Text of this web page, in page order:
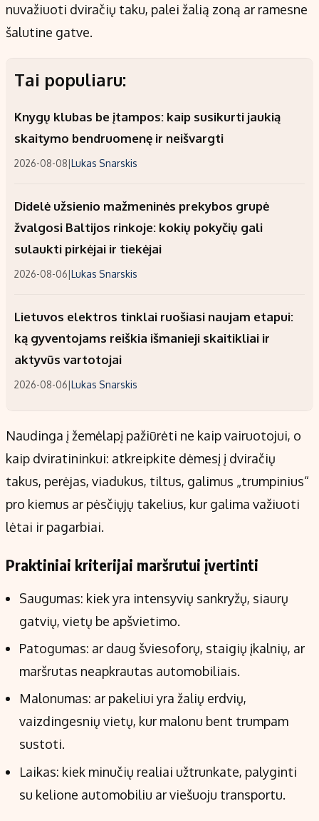
nuvažiuoti dviračių taku, palei žalią zoną ar ramesne
šalutine gatve.
Tai populiaru:
Knygų klubas be įtampos: kaip susikurti jaukią
skaitymo bendruomenę ir neišvargti
2026-08-08|Lukas Snarskis
Didelė užsienio mažmeninės prekybos grupė
žvalgosi Baltijos rinkoje: kokių pokyčių gali
sulaukti pirkėjai ir tiekėjai
2026-08-06|Lukas Snarskis
Lietuvos elektros tinklai ruošiasi naujam etapui:
ką gyventojams reiškia išmanieji skaitikliai ir
aktyvūs vartotojai
2026-08-06|Lukas Snarskis
Naudinga į žemėlapį pažiūrėti ne kaip vairuotojui, o
kaip dviratininkui: atkreipkite dėmesį į dviračių
takus, perėjas, viadukus, tiltus, galimus „trumpinius“
pro kiemus ar pėsčiųjų takelius, kur galima važiuoti
lėtai ir pagarbiai.
Praktiniai kriterijai maršrutui įvertinti
Saugumas: kiek yra intensyvių sankryžų, siaurų
gatvių, vietų be apšvietimo.
Patogumas: ar daug šviesoforų, staigių įkalnių, ar
maršrutas neapkrautas automobiliais.
Malonumas: ar pakeliui yra žalių erdvių,
vaizdingesnių vietų, kur malonu bent trumpam
sustoti.
Laikas: kiek minučių realiai užtrunkate, palyginti
su kelione automobiliu ar viešuoju transportu.